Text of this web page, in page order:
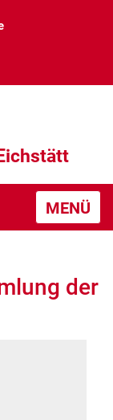
MENÜ
der